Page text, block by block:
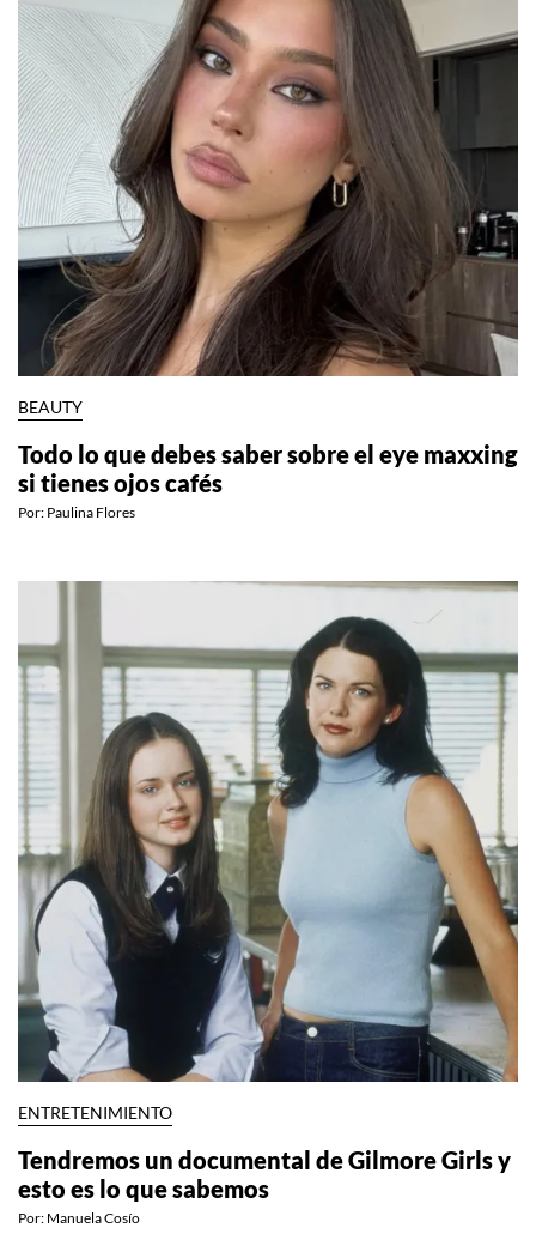
BEAUTY
Todo lo que debes saber sobre el eye maxxing
si tienes ojos cafés
Por: Paulina Flores
ENTRETENIMIENTO
Tendremos un documental de Gilmore Girls y
esto es lo que sabemos
Por: Manuela Cosío